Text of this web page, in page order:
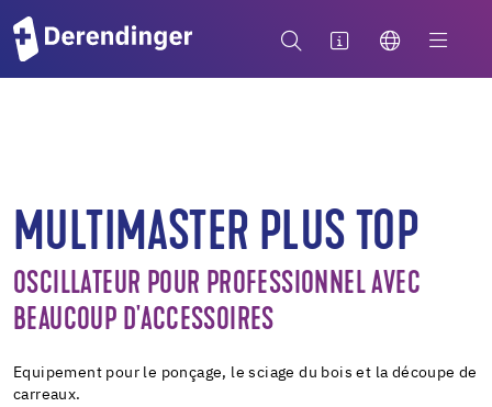
MULTIMASTER PLUS TOP
OSCILLATEUR POUR PROFESSIONNEL AVEC
BEAUCOUP D'ACCESSOIRES
Equipement pour le ponçage, le sciage du bois et la découpe de
carreaux.